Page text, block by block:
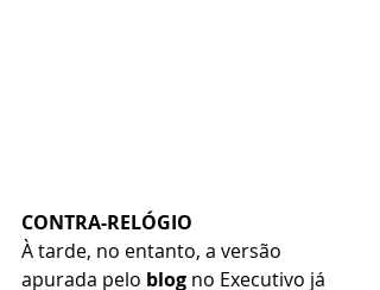
CONTRA-RELÓGIO
À tarde, no entanto, a versão
apurada pelo blog no Executivo já